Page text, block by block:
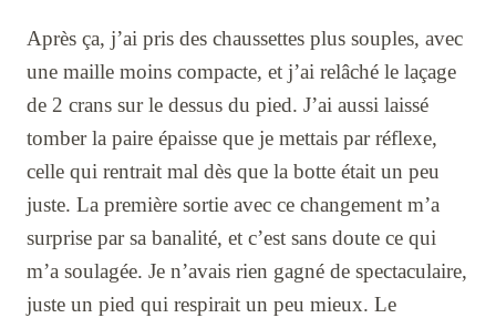
Après ça, j’ai pris des chaussettes plus souples, avec
une maille moins compacte, et j’ai relâché le laçage
de 2 crans sur le dessus du pied. J’ai aussi laissé
tomber la paire épaisse que je mettais par réflexe,
celle qui rentrait mal dès que la botte était un peu
juste. La première sortie avec ce changement m’a
surprise par sa banalité, et c’est sans doute ce qui
m’a soulagée. Je n’avais rien gagné de spectaculaire,
juste un pied qui respirait un peu mieux. Le